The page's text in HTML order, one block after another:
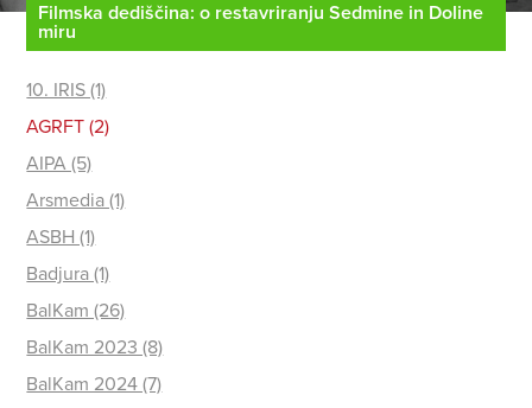
Filmska dediščina: o restavriranju Sedmine in Doline
miru
10. IRIS (1)
AGRFT (2)
AIPA (5)
Arsmedia (1)
ASBH (1)
Badjura (1)
BalKam (26)
BalKam 2023 (8)
BalKam 2024 (7)